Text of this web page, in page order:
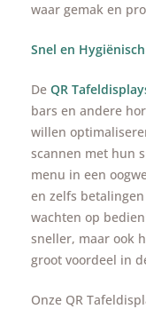
waar gemak en
Snel en
De QR
bars en andere
willen
scannen met hun
menu in een
en zelfs
wachten op
sneller, maar ook
groot voordeel in
Onze QR